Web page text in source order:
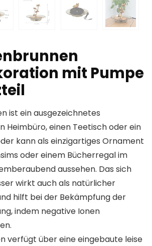
mit Pumpe
ist ein ausgezeichnetes
Heimbüro, einen Teetisch oder ein
kann als einzigartiges Ornament
oder einem Bücherregal im
aussehen. Das sich
wirkt auch als natürlicher
hilft bei der Bekämpfung der
indem negative Ionen
verfügt über eine eingebaute leise